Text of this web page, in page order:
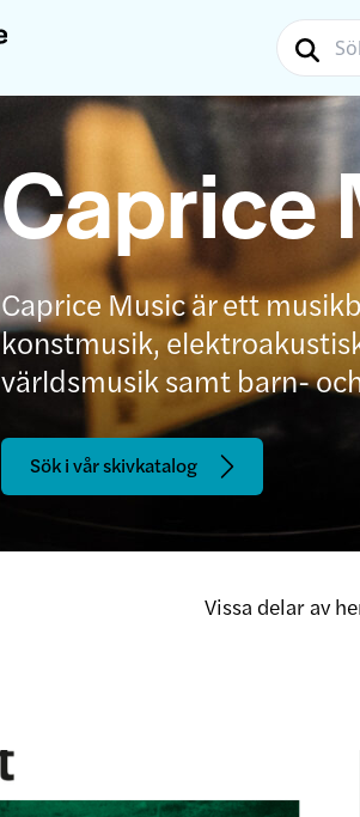
Caprice
Caprice Music är ett
konstmusik,
världsmusik samt barn-
Sök i vår skivkatalog
Vissa delar av